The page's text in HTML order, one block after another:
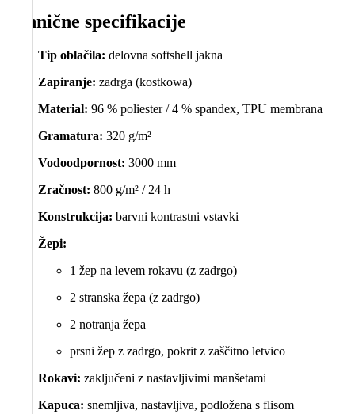
Tehnične specifikacije
Tip oblačila: delovna softshell jakna
Zapiranje: zadrga (kostkowa)
Material: 96 % poliester / 4 % spandex, TPU membrana
Gramatura: 320 g/m²
Vodoodpornost: 3000 mm
Zračnost: 800 g/m² / 24 h
Konstrukcija: barvni kontrastni vstavki
Žepi:
1 žep na levem rokavu (z zadrgo)
2 stranska žepa (z zadrgo)
2 notranja žepa
prsni žep z zadrgo, pokrit z zaščitno letvico
Rokavi: zaključeni z nastavljivimi manšetami
Kapuca: snemljiva, nastavljiva, podložena s flisom